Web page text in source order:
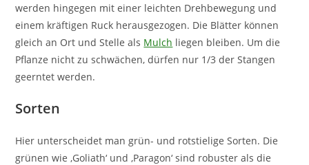
werden hingegen mit einer leichten Drehbewegung und
einem kräftigen Ruck herausgezogen. Die Blätter können
gleich an Ort und Stelle als Mulch liegen bleiben. Um die
Pflanze nicht zu schwächen, dürfen nur 1/3 der Stangen
geerntet werden.
Sorten
Hier unterscheidet man grün- und rotstielige Sorten. Die
grünen wie ‚Goliath‘ und ‚Paragon‘ sind robuster als die